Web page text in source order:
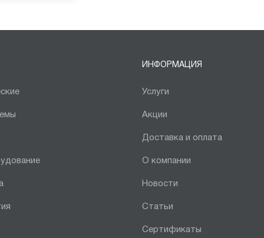
ИНФОРМАЦИЯ
Услуги
Акции
Доставка и оплата
О компании
Новости
Статьи
Сертификаты